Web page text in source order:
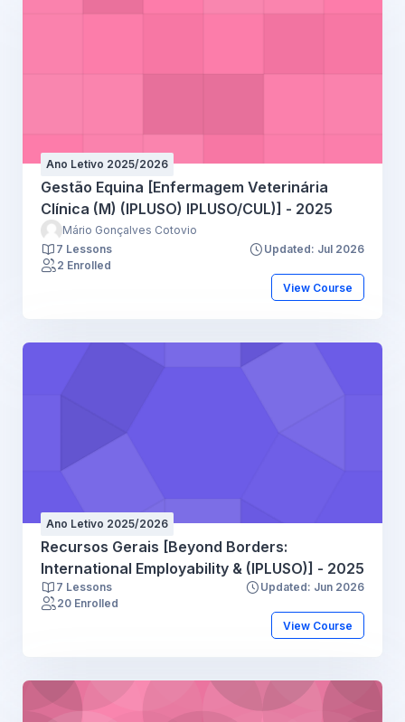
Ano Letivo 2025/2026
Gestão Equina [Enfermagem Veterinária
Clínica (M) (IPLUSO) IPLUSO/CUL)] - 2025
Mário Gonçalves Cotovio
7 Lessons
Updated: Jul 2026
2 Enrolled
View Course
Ano Letivo 2025/2026
Recursos Gerais [Beyond Borders:
International Employability & (IPLUSO)] - 2025
7 Lessons
Updated: Jun 2026
20 Enrolled
View Course